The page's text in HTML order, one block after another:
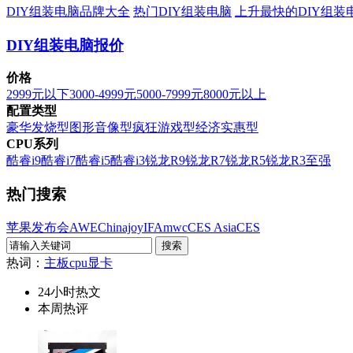
DIY组装电脑品牌大全 热门DIY组装电脑 上升最快的DIY组装
DIY组装电脑报价
价格
2999元以下3000-4999元5000-7999元8000元以上
配置类型
豪华发烧型图形音像型疯狂游戏型经济实惠型
CPU系列
酷睿i9酷睿i7酷睿i5酷睿i3锐龙R9锐龙R7锐龙R5锐龙R3至强
热门搜索
苹果发布会AWEChinajoyIFAmwcCES AsiaCES
热词： 主板cpu显卡
24小时热文
本周热评